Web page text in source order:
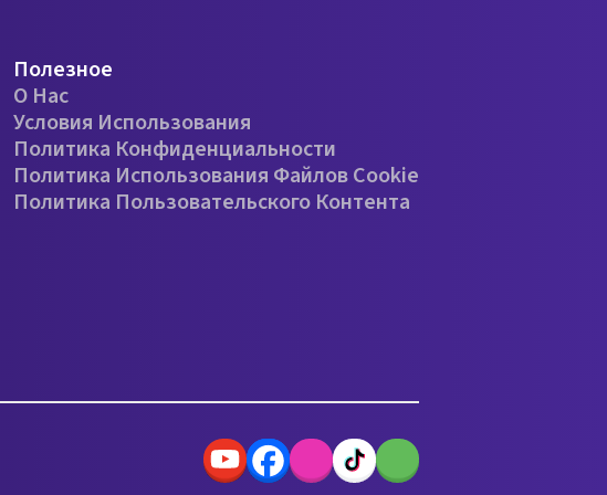
Полезное
О Нас
Условия Использования
Политика Конфиденциальности
Политика Использования Файлов Cookie
Политика Пользовательского Контента